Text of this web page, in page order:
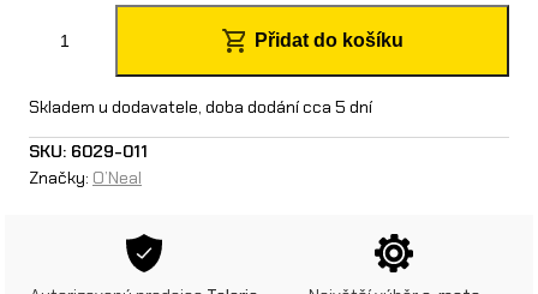
N
e
a
Přidat do košíku
Skladem u dodavatele, doba dodání cca 5 dní
SKU: 6029-011
Značky: O’Neal